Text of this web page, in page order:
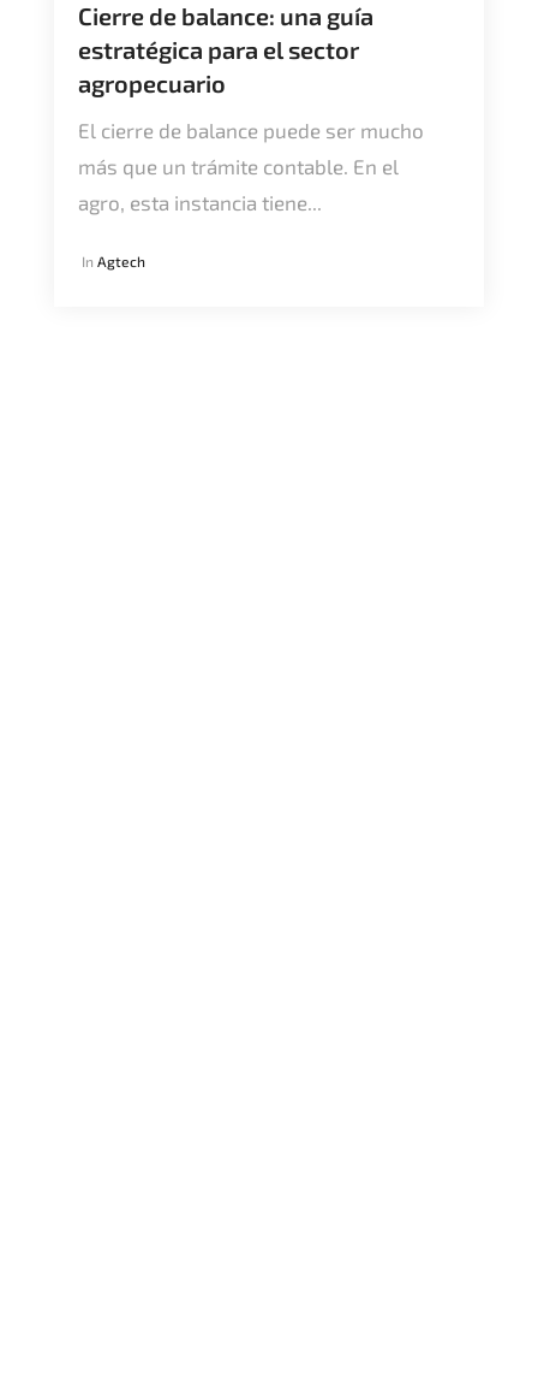
Cierre de balance: una guía
estratégica para el sector
agropecuario
El cierre de balance puede ser mucho
más que un trámite contable. En el
agro, esta instancia tiene...
In Agtech